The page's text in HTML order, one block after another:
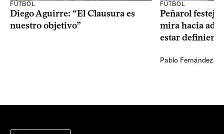
FÚTBOL
Diego Aguirre: “El Clausura es
nuestro objetivo”
FÚTBOL
Peñarol
mira hacia
estar
Pablo Fernández